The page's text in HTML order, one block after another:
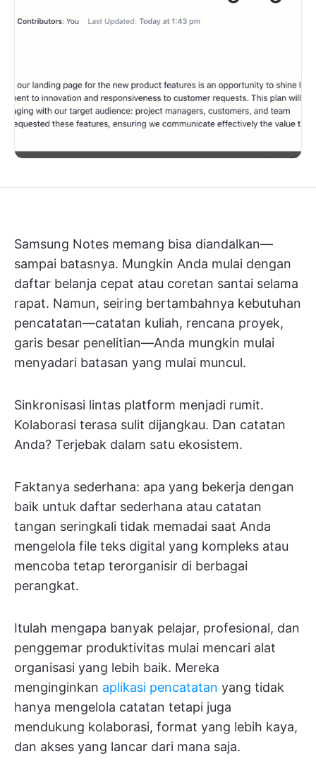
Samsung Notes memang bisa diandalkan—
sampai batasnya. Mungkin Anda mulai dengan
daftar belanja cepat atau coretan santai selama
rapat. Namun, seiring bertambahnya kebutuhan
pencatatan—catatan kuliah, rencana proyek,
garis besar penelitian—Anda mungkin mulai
menyadari batasan yang mulai muncul.
Sinkronisasi lintas platform menjadi rumit.
Kolaborasi terasa sulit dijangkau. Dan catatan
Anda? Terjebak dalam satu ekosistem.
Faktanya sederhana: apa yang bekerja dengan
baik untuk daftar sederhana atau catatan
tangan seringkali tidak memadai saat Anda
mengelola file teks digital yang kompleks atau
mencoba tetap terorganisir di berbagai
perangkat.
Itulah mengapa banyak pelajar, profesional, dan
penggemar produktivitas mulai mencari alat
organisasi yang lebih baik. Mereka
menginginkan aplikasi pencatatan yang tidak
hanya mengelola catatan tetapi juga
mendukung kolaborasi, format yang lebih kaya,
dan akses yang lancar dari mana saja.